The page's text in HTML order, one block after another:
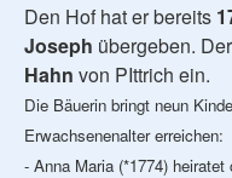
Den Hof hat er bereits
Joseph übergeben.
Hahn von PIttrich ein.
Die Bäuerin bringt neun
Erwachsenenalter erreichen:
- Anna Maria (*1774)